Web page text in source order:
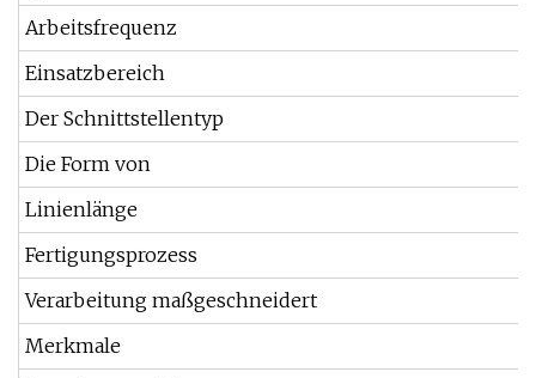
Arbeitsfrequenz
Einsatzbereich
Der Schnittstellentyp
Die Form von
Linienlänge
Fertigungsprozess
Verarbeitung maßgeschneidert
Merkmale